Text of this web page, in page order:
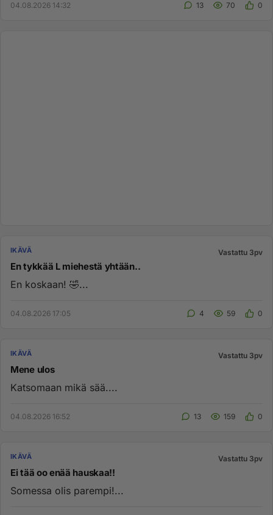
04.08.2026 14:32 13 70 0
IKÄVÄ Vastattu 3pv
En tykkää L miehestä yhtään..
En koskaan! 🤣...
04.08.2026 17:05 4 59 0
IKÄVÄ Vastattu 3pv
Mene ulos
Katsomaan mikä sää....
04.08.2026 16:52 13 159 0
IKÄVÄ Vastattu 3pv
Ei tää oo enää hauskaa!!
Somessa olis parempi!...